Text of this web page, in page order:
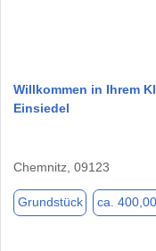
Willkommen in Ihrem
Einsiedel
Chemnitz, 09123
Grundstück ca.